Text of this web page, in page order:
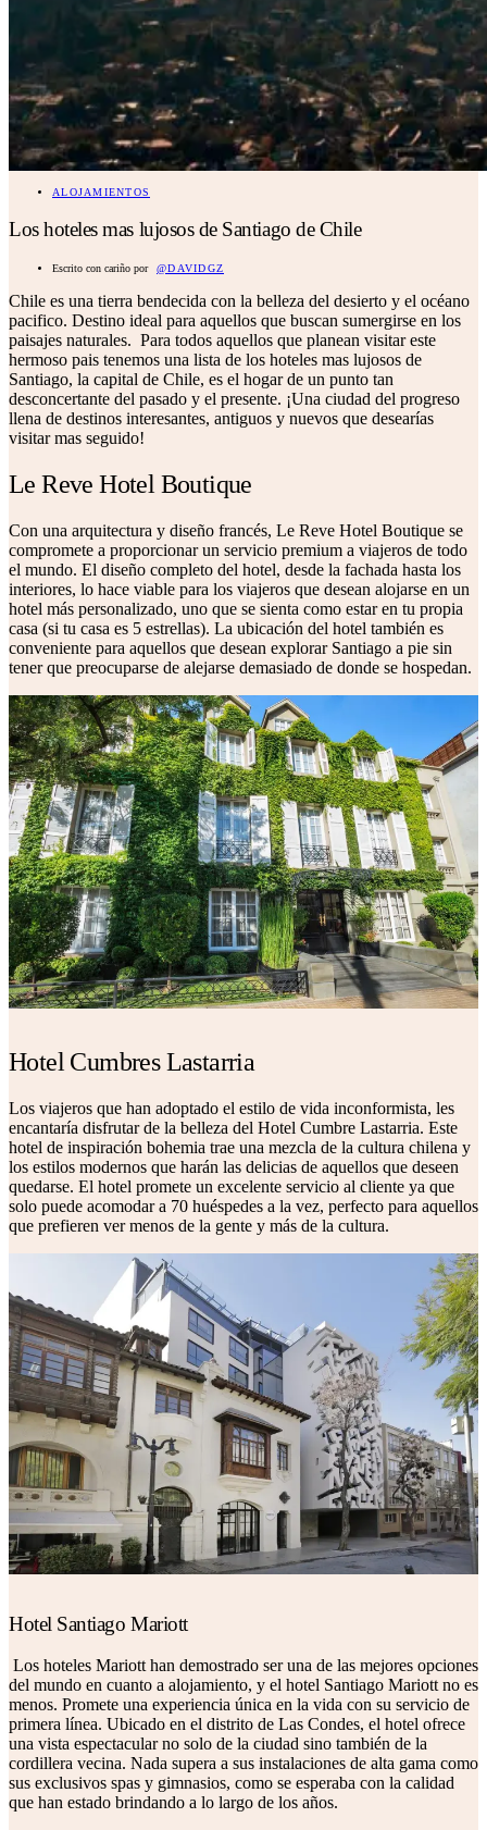
ALOJAMIENTOS
Los hoteles mas lujosos de Santiago de Chile
Escrito con cariño por @DAVIDGZ
Chile es una tierra bendecida con la belleza del desierto y el océano
pacifico. Destino ideal para aquellos que buscan sumergirse en los
paisajes naturales. Para todos aquellos que planean visitar este
hermoso pais tenemos una lista de los hoteles mas lujosos de
Santiago, la capital de Chile, es el hogar de un punto tan
desconcertante del pasado y el presente. ¡Una ciudad del progreso
llena de destinos interesantes, antiguos y nuevos que desearías
visitar mas seguido!
Le Reve Hotel Boutique
Con una arquitectura y diseño francés, Le Reve Hotel Boutique se
compromete a proporcionar un servicio premium a viajeros de todo
el mundo. El diseño completo del hotel, desde la fachada hasta los
interiores, lo hace viable para los viajeros que desean alojarse en un
hotel más personalizado, uno que se sienta como estar en tu propia
casa (si tu casa es 5 estrellas). La ubicación del hotel también es
conveniente para aquellos que desean explorar Santiago a pie sin
tener que preocuparse de alejarse demasiado de donde se hospedan.
Hotel Cumbres Lastarria
Los viajeros que han adoptado el estilo de vida inconformista, les
encantaría disfrutar de la belleza del Hotel Cumbre Lastarria. Este
hotel de inspiración bohemia trae una mezcla de la cultura chilena y
los estilos modernos que harán las delicias de aquellos que deseen
quedarse. El hotel promete un excelente servicio al cliente ya que
solo puede acomodar a 70 huéspedes a la vez, perfecto para aquellos
que prefieren ver menos de la gente y más de la cultura.
Hotel Santiago Mariott
Los hoteles Mariott han demostrado ser una de las mejores opciones
del mundo en cuanto a alojamiento, y el hotel Santiago Mariott no es
menos. Promete una experiencia única en la vida con su servicio de
primera línea. Ubicado en el distrito de Las Condes, el hotel ofrece
una vista espectacular no solo de la ciudad sino también de la
cordillera vecina. Nada supera a sus instalaciones de alta gama como
sus exclusivos spas y gimnasios, como se esperaba con la calidad
que han estado brindando a lo largo de los años.